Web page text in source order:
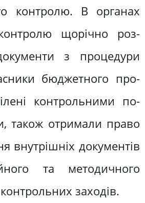
контролю. В органах
щорічно роз­
з процедури
бюджетного про­
контрольними по­
також отримали право
внутрішніх докумен­тів
та методичного
заходів.